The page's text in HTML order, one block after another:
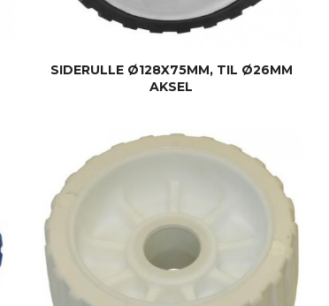
SIDERULLE Ø128X75MM, TIL Ø26MM
AKSEL
KJØP